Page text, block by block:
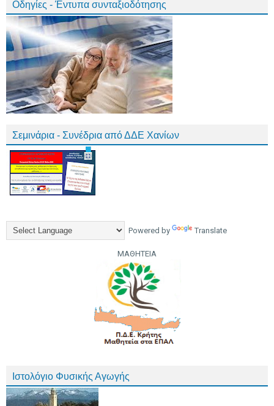
Οδηγίες - Έντυπα συνταξιοδότησης
Σεμινάρια - Συνέδρια από ΔΔΕ Χανίων
Powered by Translate
ΜΑΘΗΤΕΙΑ
Ιστολόγιο Φυσικής Αγωγής